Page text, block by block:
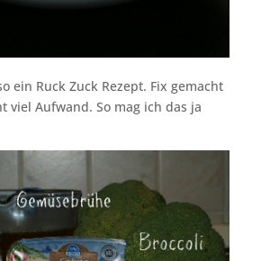
ein Ruck Zuck Rezept. Fix gemacht
viel Aufwand. So mag ich das ja